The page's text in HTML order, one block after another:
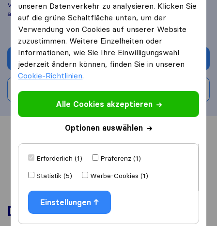
Vergleichen Sie MoveHin mit anderenUmzugs​unternehmen
aus
Wien
Angebot anfordern
Bewertung schreiben
Dienstleistungen
unseren Datenverkehr zu analysieren. Klicken Sie
auf die grüne Schaltfläche unten, um der
Verwendung von Cookies auf unserer Website
zuzustimmen. Weitere Einzelheiten oder
Informationen, wie Sie Ihre Einwilligungswahl
jederzeit ändern können, finden Sie in unseren
Cookie-Richtlinien.
Alle Cookies akzeptieren
Optionen auswählen
Erforderlich (1)
Präferenz (1)
Statistik (5)
Werbe-Cookies (1)
Einstellungen